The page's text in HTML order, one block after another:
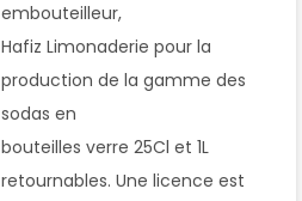
embouteilleur,
Hafiz Limonaderie pour la
production de la gamme des
sodas en
bouteilles verre 25Cl et 1L
retournables. Une licence est